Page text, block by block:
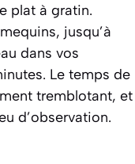
plat à gratin.
jusqu’à
dans vos
Le temps de
tremblotant, et
d’observation.